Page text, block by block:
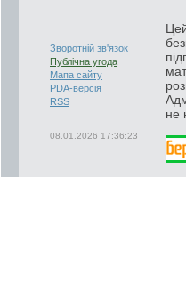
Зворотній зв'язок
Публічна угода
Мапа сайту
PDA-версія
RSS
08.01.2026 17:36:23
не